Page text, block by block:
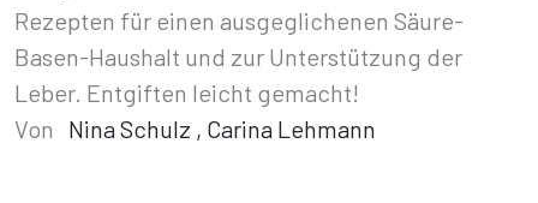
Rezepten für einen ausgeglichenen Säure-
Basen-Haushalt und zur Unterstützung der
Leber. Entgiften leicht gemacht!
Von
Nina Schulz , Carina Lehmann